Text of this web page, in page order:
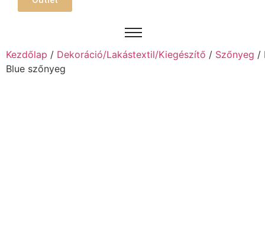
Kezdőlap / Dekoráció/Lakástextil/Kiegészítő / Szőnyeg /
Blue szőnyeg